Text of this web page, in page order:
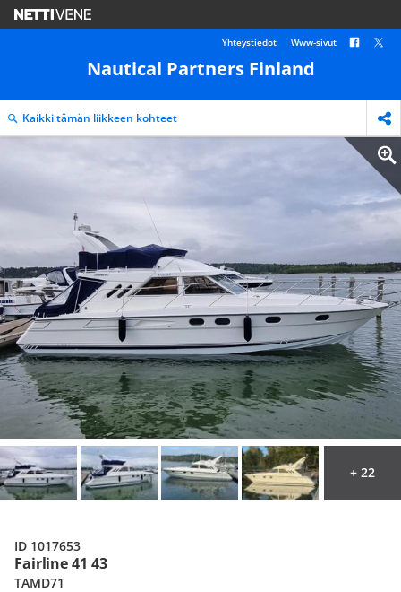
Nautical Partners Finland
Yhteystiedot Www-sivut
Kaikki tämän liikkeen kohteet
Fairline 41 43
TAMD71
ID 1017653
+ 22